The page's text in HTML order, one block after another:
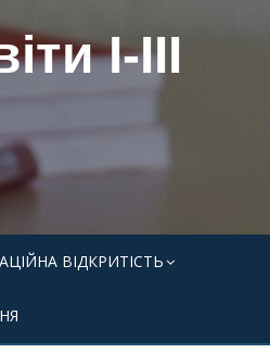
І-ІІІ
ВІДКРИТІСТЬ